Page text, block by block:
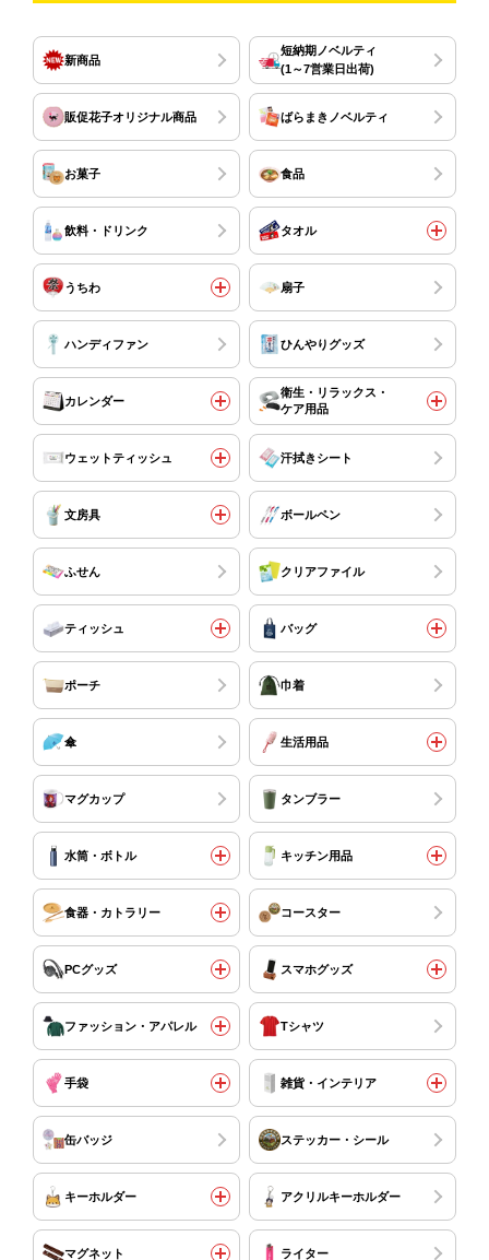
新商品
短納期ノベルティ
(1～7営業日出荷)
販促花子オリジナル商品 ばらまきノベルティ
お菓子 食品
飲料・ドリンク タオル
うちわ 扇子
ハンディファン ひんやりグッズ
カレンダー
衛生・リラックス・
ケア用品
ウェットティッシュ 汗拭きシート
文房具 ボールペン
ふせん クリアファイル
ティッシュ バッグ
ポーチ 巾着
傘 生活用品
マグカップ タンブラー
水筒・ボトル キッチン用品
食器・カトラリー コースター
PCグッズ スマホグッズ
ファッション・アパレル Tシャツ
手袋 雑貨・インテリア
缶バッジ ステッカー・シール
キーホルダー アクリルキーホルダー
マグネット ライター